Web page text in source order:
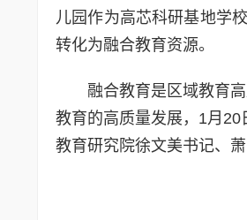
儿园作为高芯科研基地学
转化为融合教育资源。
融合教育是区域教育
教育的高质量发展，1月20
教育研究院徐文美书记、